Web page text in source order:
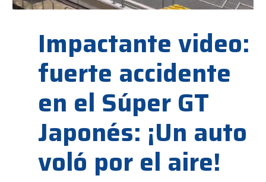
Impactante video:
fuerte accidente
en el Súper GT
Japonés: ¡Un auto
voló por el aire!